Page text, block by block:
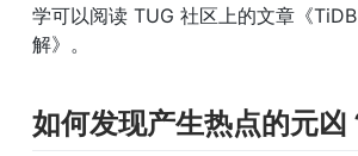
学可以阅读 TUG 社区上的文章《
解》。
如何发现产生热点的元凶